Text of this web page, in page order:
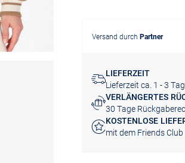
Versand durch Partner
LIEFERZEIT
Lieferzeit ca. 1 - 3
VERLÄNGERTES
30 Tage
KOSTENLOSE
mit dem Friends Club